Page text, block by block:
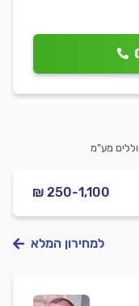
מע”מ
₪ 250-1,100
למחירון המלא